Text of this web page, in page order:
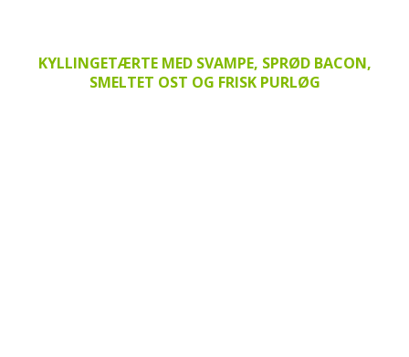
KYLLINGETÆRTE MED SVAMPE, SPRØD BACON,
SMELTET OST OG FRISK PURLØG